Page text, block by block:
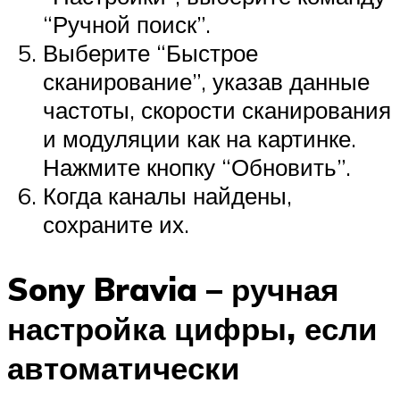
“Ручной поиск”.
Выберите “Быстрое
сканирование”, указав данные
частоты, скорости сканирования
и модуляции как на картинке.
Нажмите кнопку “Обновить”.
Когда каналы найдены,
сохраните их.
Sony Bravia – ручная
настройка цифры, если
автоматически